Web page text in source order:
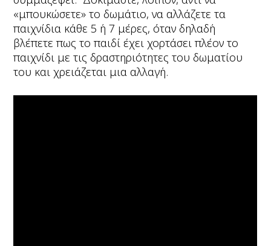
«μπουκώσετε» το δωμάτιο, να αλλάζετε τα
παιχνίδια κάθε 5 ή 7 μέρες, όταν δηλαδή
βλέπετε πως το παιδί έχει χορτάσει πλέον το
παιχνίδι με τις δραστηριότητες του δωματίου
του και χρειάζεται μια αλλαγή.